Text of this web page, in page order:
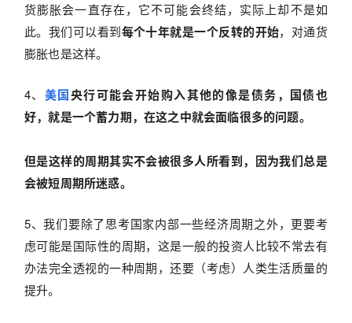
货膨胀会一直存在，它不可能会终结，实际上却不是如
此。我们可以看到每个十年就是一个反转的开始，对通货
膨胀也是这样。
4、 美国央行可能会开始购入其他的像是债务，国债也
好，就是一个蓄力期，在这之中就会面临很多的问题。
但是这样的周期其实不会被很多人所看到，因为我们总是
会被短周期所迷惑。
5、我们要除了思考国家内部一些经济周期之外，更要考
虑可能是国际性的周期，这是一般的投资人比较不常去有
办法完全透视的一种周期，还要（考虑）人类生活质量的
提升。